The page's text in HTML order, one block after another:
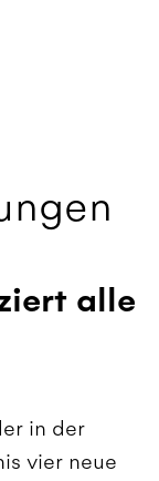
alle
in der
vier neue